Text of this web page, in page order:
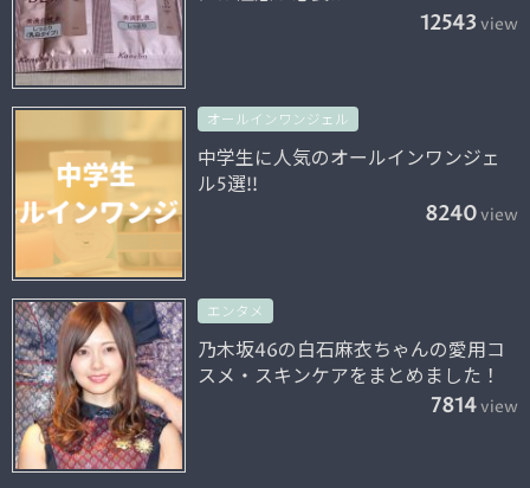
12543 view
オールインワンジェル
中学生に人気のオールインワンジェ
ル5選!!
8240view
エンタメ
乃木坂46の白石麻衣ちゃんの愛用コ
スメ・スキンケアをまとめました！
7814view